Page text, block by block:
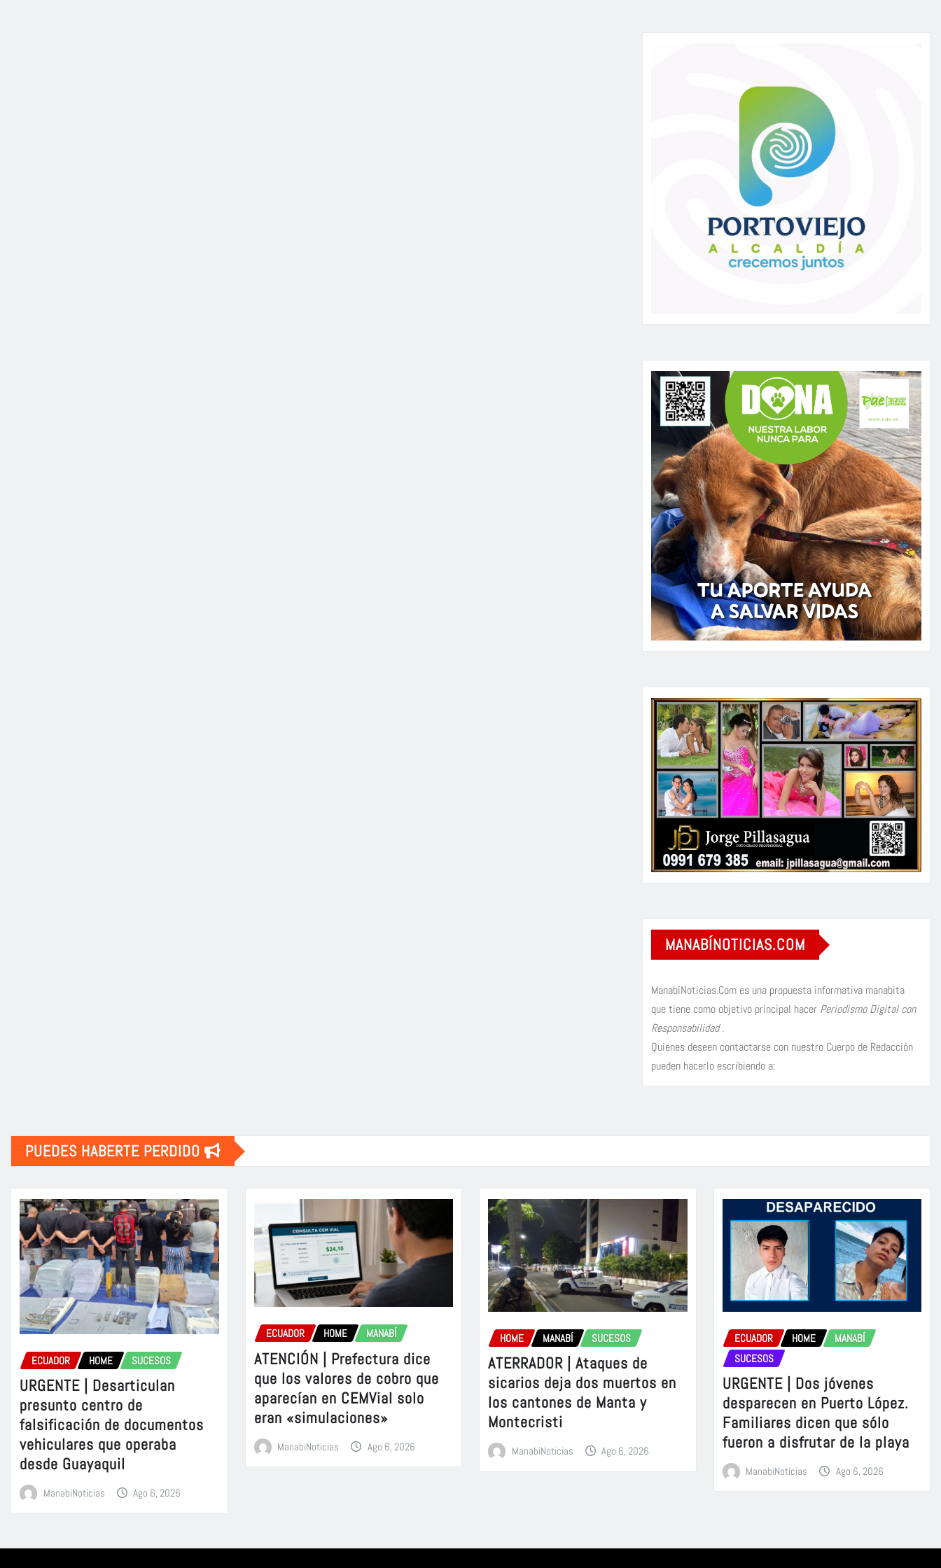
MANABÍNOTICIAS.COM
ManabíNoticias.Com es una propuesta informativa manabita
que tiene como objetivo principal hacer Periodismo Digital con
Responsabilidad.
Quienes deseen contactarse con nuestro Cuerpo de Redacción
pueden hacerlo escribiendo a:
PUEDES HABERTE PERDIDO
ECUADOR HOME SUCESOS
URGENTE | Desarticulan
presunto centro de
falsificación de documentos
vehiculares que operaba
desde Guayaquil
ManabiNoticias Ago 6, 2026
ECUADOR HOME MANABÍ
ATENCIÓN | Prefectura dice
que los valores de cobro que
aparecían en CEMVial solo
eran «simulaciones»
ManabiNoticias Ago 6, 2026
HOME MANABÍ SUCESOS
ATERRADOR | Ataques de
sicarios deja dos muertos en
los cantones de Manta y
Montecristi
ManabiNoticias Ago 6, 2026
ECUADOR HOME
MANABÍ
SUCESOS
URGENTE | Dos jóvenes
desparecen en Puerto López.
Familiares dicen que sólo
fueron a disfrutar de la playa
ManabiNoticias Ago 6, 2026